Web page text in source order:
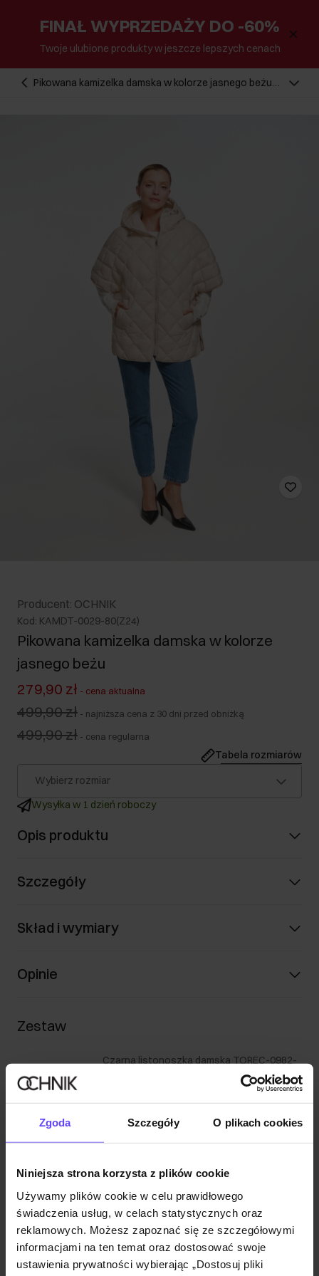
Zgoda Szczegóły O plikach cookies
Niniejsza strona korzysta z plików cookie
Używamy plików cookie w celu prawidłowego
świadczenia usług, w celach statystycznych oraz
reklamowych. Możesz zapoznać się ze szczegółowymi
informacjami na ten temat oraz dostosować swoje
ustawienia prywatności wybierając „Dostosuj pliki
FINAŁ WYPRZEDAŻY DO -60%
Twoje ulubione produkty w jeszcze lepszych cenach
Pikowana kamizelka damska w kolorze jasnego beżu
Producent: OCHNIK
Kod: KAMDT-0029-80(Z24)
Pikowana kamizelka damska w kolorze
jasnego beżu
279,90 zł - cena aktualna
499,90 zł - najniższa cena z 30 dni przed obniżką
499,90 zł - cena regularna
Tabela rozmiarów
Wybierz rozmiar
Wysyłka w 1 dzień roboczy
Opis produktu
Szczegóły
Skład i wymiary
Opinie
Zestaw
Czarna listonoszka damska TOREC-0982-
obniżką
Granatowe spodnie jeansowe damskie
JEADT-0010-69(Z24)
139,90 zł
219,90 zł- najniższa cena z 30 dni przed
obniżką